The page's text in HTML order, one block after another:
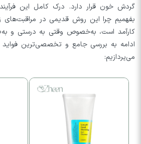
گردش خون قرار دارد. درک کامل این
بفهمیم چرا این روش قدیمی در مراقبت‌های
کارآمد است، به‌خصوص وقتی به درستی و
ادامه به بررسی جامع و تخصصی‌ترین
می‌پردازیم: